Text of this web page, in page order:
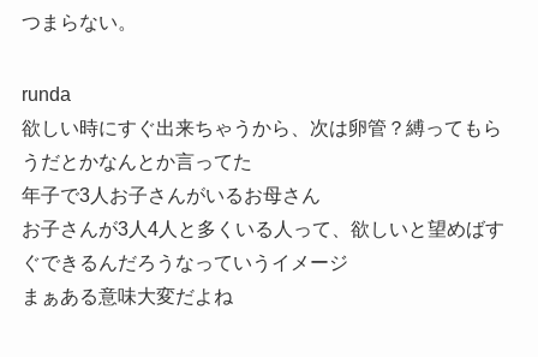
つまらない。
runda
欲しい時にすぐ出来ちゃうから、次は卵管？縛ってもら
うだとかなんとか言ってた
年子で3人お子さんがいるお母さん
お子さんが3人4人と多くいる人って、欲しいと望めばす
ぐできるんだろうなっていうイメージ
まぁある意味大変だよね